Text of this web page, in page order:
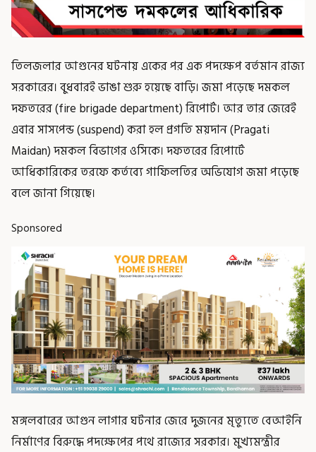
তিলজলার আগুনের ঘটনায় একের পর এক পদক্ষেপ বর্তমান রাজ্য
সরকারের। বুধবারই ভাঙা শুরু হয়েছে বাড়ি। জমা পড়েছে দমকল
দফতরের (fire brigade department) রিপোর্ট। আর তার জেরেই
এবার সাসপেন্ড (suspend) করা হল প্রগতি ময়দান (Pragati
Maidan) দমকল বিভাগের ওসিকে। দফতরের রিপোর্টে
আধিকারিকের তরফে কর্তব্যে গাফিলতির অভিযোগ জমা পড়েছে
বলে জানা গিয়েছে।
Sponsored
মঙ্গলবারের আগুন লাগার ঘটনার জেরে দুজনের মৃত্যুতে বেআইনি
নির্মাণের বিরুদ্ধে পদক্ষেপের পথে রাজ্যের সরকার। মুখ্যমন্ত্রীর